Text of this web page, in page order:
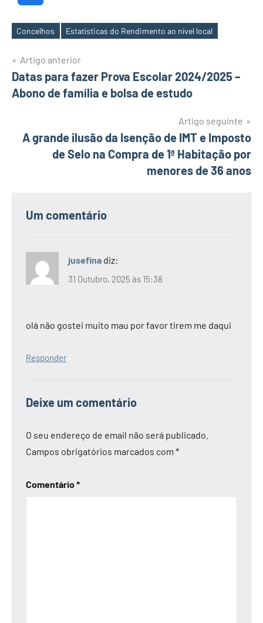
Etiquetas
Concelhos Estatísticas do Rendimento ao nível local
Navegação
de
Artigo anterior
Datas para fazer Prova Escolar 2024/2025 –
Abono de família e bolsa de estudo
Artigo seguinte
A grande ilusão da Isenção de IMT e Imposto
de Selo na Compra de 1ª Habitação por
menores de 36 anos
Um comentário
jusefina diz:
31 Outubro, 2025 às 15:38
olá não gostei muito mau por favor tirem me daqui
Responder
Deixe um comentário
O seu endereço de email não será publicado.
Campos obrigatórios marcados com *
Comentário*